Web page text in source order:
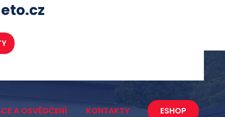
A OSVĚDČENÍ KONTAKTY ESHOP